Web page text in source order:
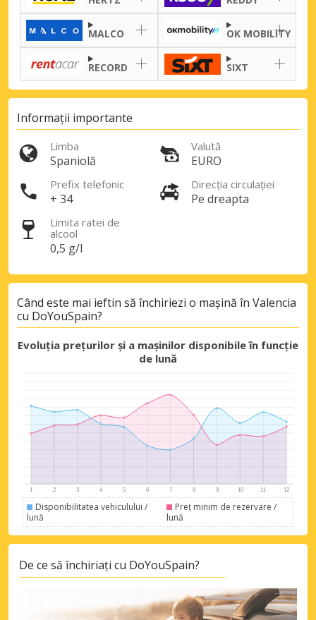
MALCO OK MOBILITY
RECORD SIXT
Informații importante
Limba
Spaniolă
Valută
EURO
Prefix telefonic
+ 34
Direcția circulației
Pe dreapta
Limita ratei de
alcool
0,5 g/l
Când este mai ieftin să închiriezi o mașină în Valencia
cu DoYouSpain?
Evoluția prețurilor și a mașinilor disponibile în funcție
de lună
Disponibilitatea vehiculului /
lună
Preț minim de rezervare /
lună
De ce să închiriați cu DoYouSpain?